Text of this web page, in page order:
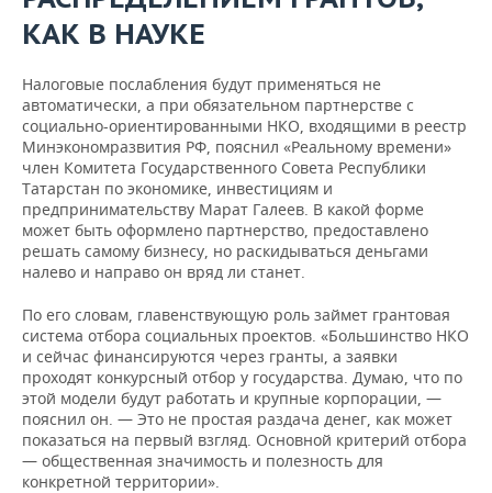
КАК В НАУКЕ
Налоговые послабления будут применяться не
автоматически, а при обязательном партнерстве с
социально-ориентированными НКО, входящими в реестр
Минэкономразвития РФ, пояснил «Реальному времени»
член Комитета Государственного Совета Республики
Татарстан по экономике, инвестициям и
предпринимательству Марат Галеев. В какой форме
может быть оформлено партнерство, предоставлено
решать самому бизнесу, но раскидываться деньгами
налево и направо он вряд ли станет.
По его словам, главенствующую роль займет грантовая
система отбора социальных проектов. «Большинство НКО
и сейчас финансируются через гранты, а заявки
проходят конкурсный отбор у государства. Думаю, что по
этой модели будут работать и крупные корпорации, —
пояснил он. — Это не простая раздача денег, как может
показаться на первый взгляд. Основной критерий отбора
— общественная значимость и полезность для
конкретной территории».